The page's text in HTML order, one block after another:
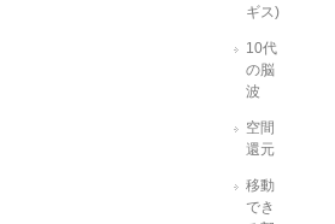
ギス)
10代
の脳
波
空間
還元
移動
でき